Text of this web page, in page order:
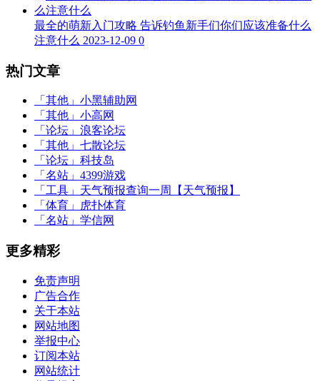
最全的萌新入门攻略 告诉钓鱼新手们你们应该准备什么
注意什么 2023-12-09 0
热门文章
「其他」 小黑辅助网
「其他」 小高网
「论坛」 浪客论坛
「其他」 七散论坛
「论坛」 科技岛
「名站」 4399游戏
「工具」 天气预报查询一周【天气预报】
「体育」
虎扑体育
「名站」 学信网
更多精彩
免责声明
广告合作
关于本站
网站地图
举报中心
订阅本站
网站统计